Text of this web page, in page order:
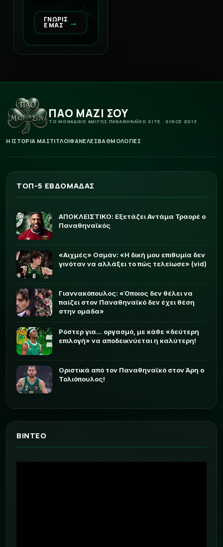
ΓΝΩΡΙΣ
Ε ΜΑΣ →
ΠΑΟ ΜΑΖΙ ΣΟΥ
ΤΟ ΜΟΝΑΔΙΚΟ ΑΜΙΓΩΣ ΠΑΝΑΘΗΝΑΪΚΟ SITE · SINCE 2013
Η ΙΣΤΟΡΙΑ ΜΑΣΤΙΤΛΟΙΦΑΝΕΛΕΣΒΑΘΜΟΛΟΓΙΕΣ
ΤΟΠ-5 ΕΒΔΟΜΑΔΑΣ
ΑΠΟΚΛΕΙΣΤΙΚΟ: Εξετάζει Αντάμα Τραορέ ο
Παναθηναϊκός
«Αιχμές» Οσμάν: «Η δική μου επιθυμία δεν
γινόταν να αλλάξει το πώς τελείωσε» (vid)
Γιαννακόπουλος: «Όποιος δεν θέλει να
παίζει στον Παναθηναϊκό δεν έχει θέση
στην ομάδα»
Ρόστερ για... οργασμό, με κάθε «δεύτερη
επιλογή» να αποδεικνύεται η καλύτερη!
Οριστικά από τον Παναθηναϊκό στον Άρη ο
Τολιόπουλος!
ΒΙΝΤΕΟ